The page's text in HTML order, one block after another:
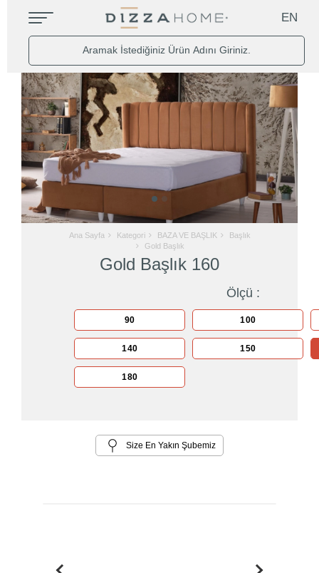
EN
Ana Sayfa Kategori BAZA VE BAŞLIK
Başlık
Gold Başlık
Gold Başlık 160
Ölçü :
90 100
140 150
180
Size En Yakın Şubemiz